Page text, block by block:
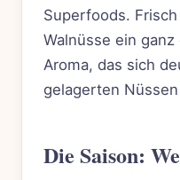
Superfoods.
Walnüsse ein
Aroma, das sich
gelagerten
Die Saison: